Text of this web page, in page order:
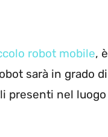
robot mobile, è
sarà in grado di
presenti nel luogo